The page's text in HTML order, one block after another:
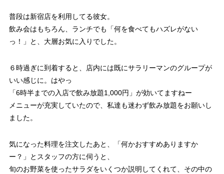
普段は新宿店を利用してる彼女。
飲み会はもちろん、ランチでも「何を食べてもハズレがない
っ！」と、大層お気に入りでした。
６時過ぎに到着すると、店内には既にサラリーマンのグループが
いい感じに。はやっ
「6時半までの入店で飲み放題1,000円」が効いてますねー
メニューが充実していたので、私達も迷わず飲み放題をお願いし
ました。
気になった料理を注文したあと、「何かおすすめありますか
ー？」とスタッフの方に伺うと、
旬のお野菜を使ったサラダをいくつか説明してくれて、その中の